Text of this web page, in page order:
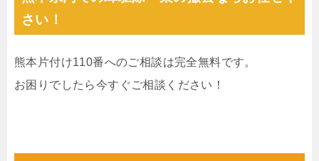
さい！
熊本片付け110番へのご相談は完全無料です。
お困りでしたら今すぐご相談ください！